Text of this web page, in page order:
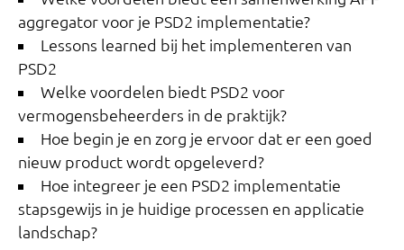
aggregator voor je PSD2 implementatie?
Lessons learned bij het implementeren van
PSD2
Welke voordelen biedt PSD2 voor
vermogensbeheerders in de praktijk?
Hoe begin je en zorg je ervoor dat er een goed
nieuw product wordt opgeleverd?
Hoe integreer je een PSD2 implementatie
stapsgewijs in je huidige processen en applicatie
landschap?